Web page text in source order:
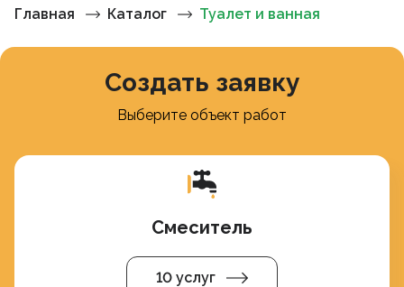
Главная Каталог Туалет и ванная
Создать заявку
Выберите объект работ
Смеситель
10 услуг